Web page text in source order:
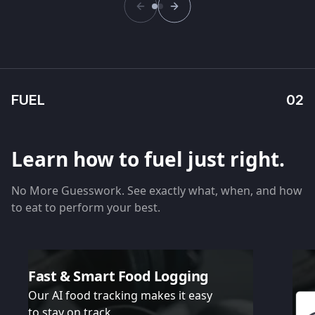
FUEL 02
Learn how to fuel just right.
No More Guesswork. See exactly what, when, and how
to eat to perform your best.
Fast & Smart Food Logging
Our AI food tracking makes it easy